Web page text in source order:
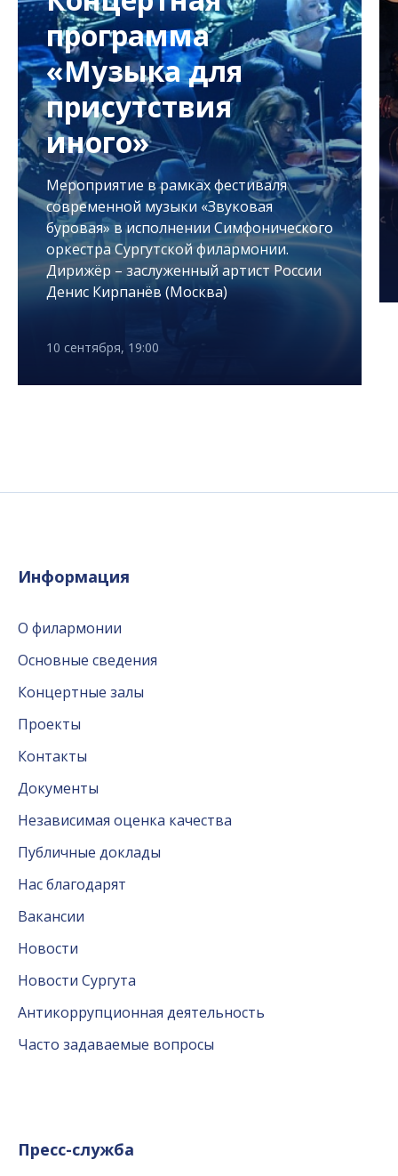
программа
«Музыка для
присутствия
иного»
Мероприятие в рамках фестиваля
современной музыки «Звуковая
буровая» в исполнении Симфонического
оркестра Сургутской филармонии.
Дирижёр – заслуженный артист России
Денис Кирпанёв (Москва)
10 сентября, 19:00
Информация
О филармонии
Основные сведения
Концертные залы
Проекты
Контакты
Документы
Независимая оценка качества
Публичные доклады
Нас благодарят
Вакансии
Новости
Новости Сургута
Антикоррупционная деятельность
Часто задаваемые вопросы
Пресс-служба